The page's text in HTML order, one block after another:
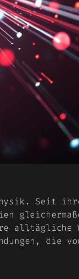
Seit
alltägliche
die